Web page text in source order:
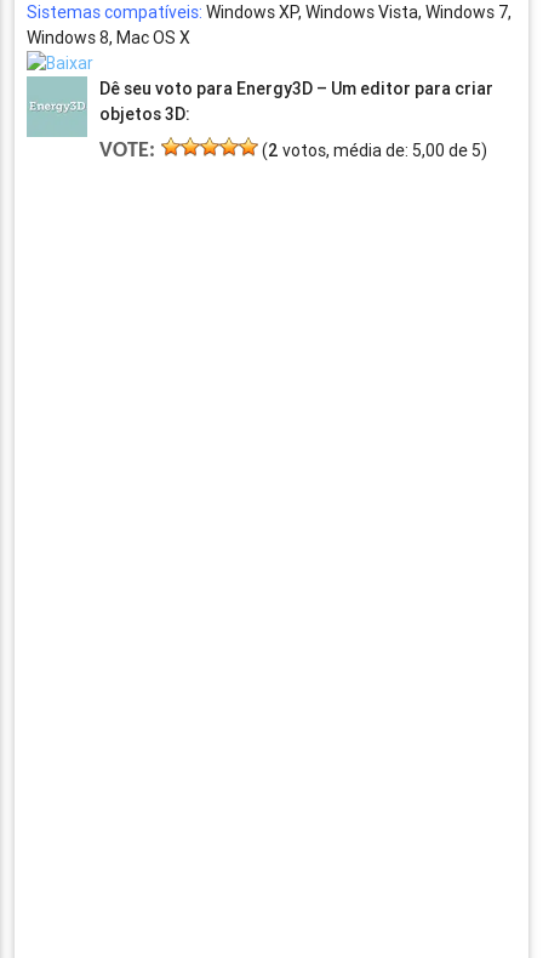
Sistemas compatíveis: Windows XP, Windows Vista, Windows 7,
Windows 8, Mac OS X
Dê seu voto para Energy3D – Um editor para criar
objetos 3D:
VOTE: (2 votos, média de: 5,00 de 5)